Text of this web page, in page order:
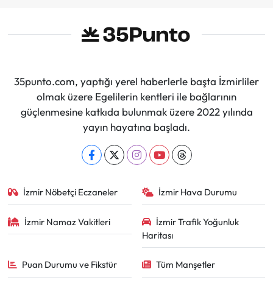
35punto.com, yaptığı yerel haberlerle başta İzmirliler
olmak üzere Egelilerin kentleri ile bağlarının
güçlenmesine katkıda bulunmak üzere 2022 yılında
yayın hayatına başladı.
İzmir Nöbetçi Eczaneler İzmir Hava Durumu
İzmir Namaz Vakitleri
İzmir Trafik Yoğunluk
Haritası
Puan Durumu ve Fikstür Tüm Manşetler